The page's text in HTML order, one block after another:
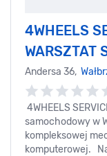
4WHEELS
WARSZTAT
Andersa 36,
4WHEELS
samochodowy w
kompleksowej
komputerowej.